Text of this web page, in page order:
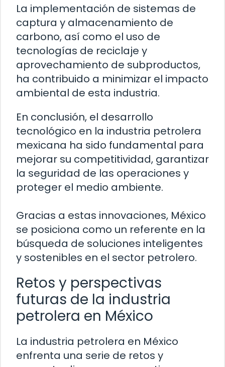
La implementación de sistemas de
captura y almacenamiento de
carbono, así como el uso de
tecnologías de reciclaje y
aprovechamiento de subproductos,
ha contribuido a minimizar el impacto
ambiental de esta industria.
En conclusión, el desarrollo
tecnológico en la industria petrolera
mexicana ha sido fundamental para
mejorar su competitividad, garantizar
la seguridad de las operaciones y
proteger el medio ambiente.
Gracias a estas innovaciones, México
se posiciona como un referente en la
búsqueda de soluciones inteligentes
y sostenibles en el sector petrolero.
Retos y perspectivas
futuras de la industria
petrolera en México
La industria petrolera en México
enfrenta una serie de retos y